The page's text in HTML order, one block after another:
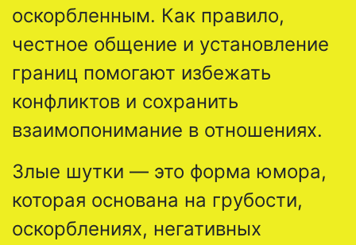
оскорбленным. Как правило,
честное общение и установление
границ помогают избежать
конфликтов и сохранить
взаимопонимание в отношениях.
Злые шутки — это форма юмора,
которая основана на грубости,
оскорблениях, негативных